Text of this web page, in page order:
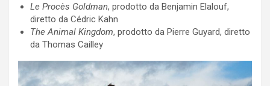
Le Procès Goldman, prodotto da Benjamin Elalouf,
diretto da Cédric Kahn
The Animal Kingdom, prodotto da Pierre Guyard, diretto
da Thomas Cailley